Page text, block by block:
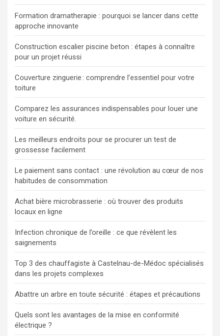
Formation dramatherapie : pourquoi se lancer dans cette
approche innovante
Construction escalier piscine beton : étapes à connaître
pour un projet réussi
Couverture zinguerie : comprendre l’essentiel pour votre
toiture
Comparez les assurances indispensables pour louer une
voiture en sécurité.
Les meilleurs endroits pour se procurer un test de
grossesse facilement
Le paiement sans contact : une révolution au cœur de nos
habitudes de consommation
Achat bière microbrasserie : où trouver des produits
locaux en ligne
Infection chronique de l’oreille : ce que révèlent les
saignements
Top 3 des chauffagiste à Castelnau-de-Médoc spécialisés
dans les projets complexes
Abattre un arbre en toute sécurité : étapes et précautions
Quels sont les avantages de la mise en conformité
électrique ?